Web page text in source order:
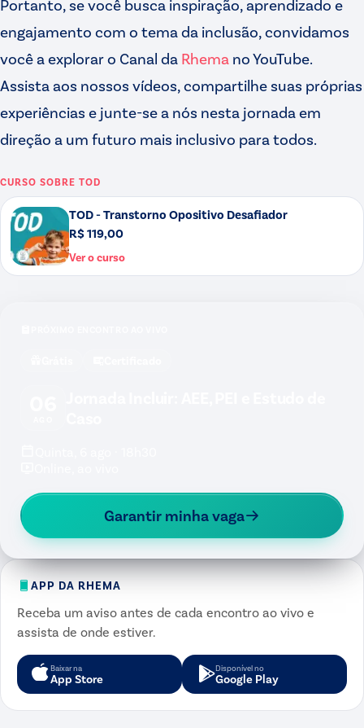
Portanto, se você busca inspiração, aprendizado e
engajamento com o tema da inclusão, convidamos
você a explorar o Canal da Rhema no YouTube.
Assista aos nossos vídeos, compartilhe suas próprias
experiências e junte-se a nós nesta jornada em
direção a um futuro mais inclusivo para todos.
CURSO SOBRE TOD
TOD - Transtorno Opositivo Desafiador
R$ 119,00
Ver o curso
Garantir minha vaga
APP DA RHEMA
Receba um aviso antes de cada encontro ao vivo e
assista de onde estiver.
Baixar na
App Store
Disponível no
Google Play